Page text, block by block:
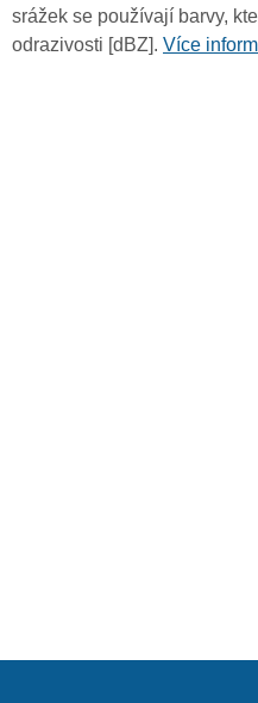
srážek se používají barvy,
odrazivosti [dBZ]. Více